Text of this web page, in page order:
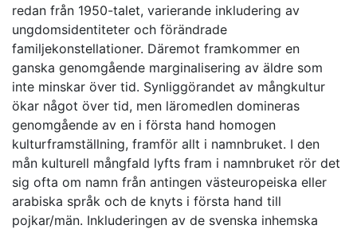
redan från 1950-talet, varierande inkludering av
ungdomsidentiteter och förändrade
familjekonstellationer. Däremot framkommer en
ganska genomgående marginalisering av äldre som
inte minskar över tid. Synliggörandet av mångkultur
ökar något över tid, men läromedlen domineras
genomgående av en i första hand homogen
kulturframställning, framför allt i namnbruket. I den
mån kulturell mångfald lyfts fram i namnbruket rör det
sig ofta om namn från antingen västeuropeiska eller
arabiska språk och de knyts i första hand till
pojkar/män. Inkluderingen av de svenska inhemska